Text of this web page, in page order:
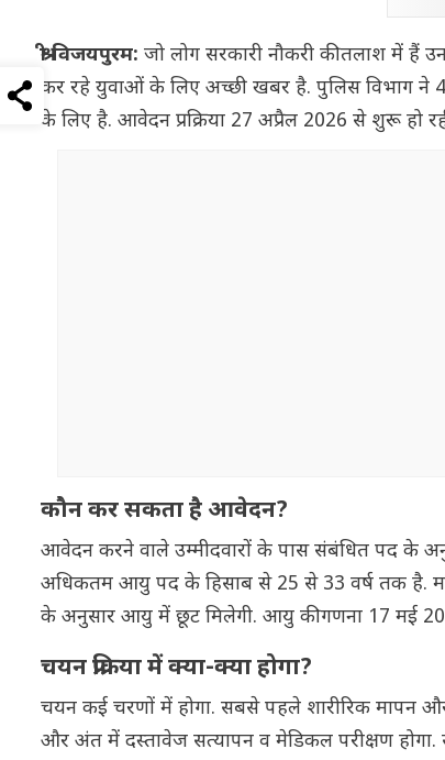
श्री विजयपुरम: जो लोग सरकारी नौकरी की तलाश में हैं
कर रहे युवाओं के लिए अच्छी खबर है. पुलिस विभाग ने
के लिए है. आवेदन प्रक्रिया 27 अप्रैल 2026 से शुरू हो
कौन कर सकता है आवेदन?
आवेदन करने वाले उम्मीदवारों के पास संबंधित पद के
अधिकतम आयु पद के हिसाब से 25 से 33 वर्ष तक है.
के अनुसार आयु में छूट मिलेगी. आयु की गणना 17 मई
चयन प्रक्रिया में क्या-क्या होगा?
चयन कई चरणों में होगा. सबसे पहले शारीरिक मापन और
और अंत में दस्तावेज सत्यापन व मेडिकल परीक्षण होगा.